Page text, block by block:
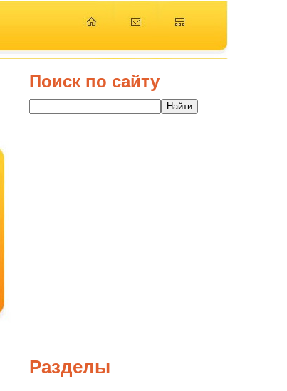
Поиск по сайту
Разделы